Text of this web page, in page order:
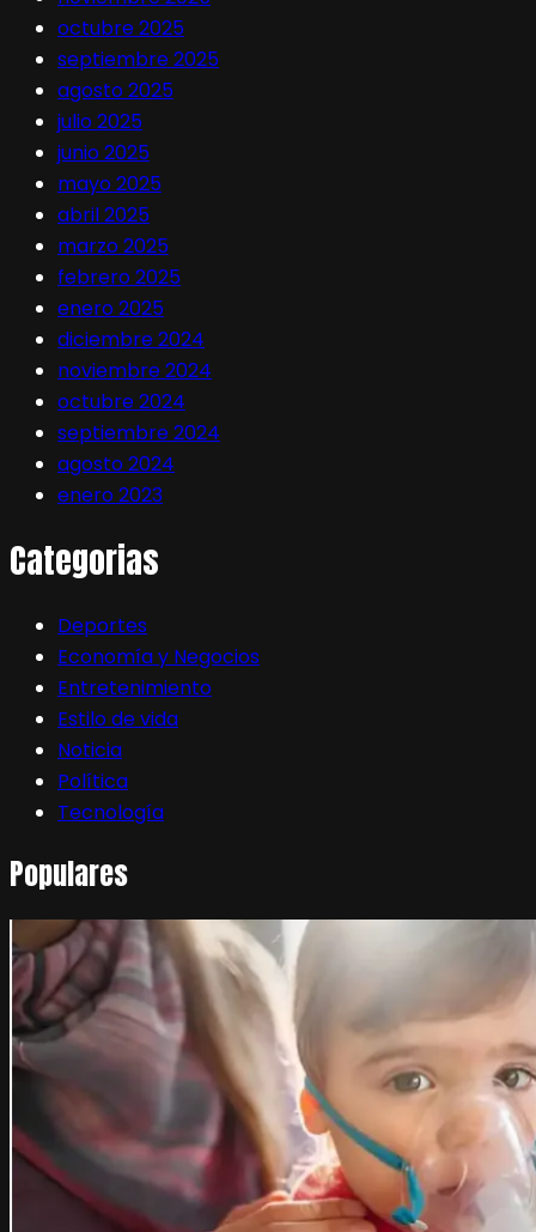
octubre 2025
septiembre 2025
agosto 2025
julio 2025
junio 2025
mayo 2025
abril 2025
marzo 2025
febrero 2025
enero 2025
diciembre 2024
noviembre 2024
octubre 2024
septiembre 2024
agosto 2024
enero 2023
Categorias
Deportes
Economía y Negocios
Entretenimiento
Estilo de vida
Noticia
Política
Tecnología
Populares